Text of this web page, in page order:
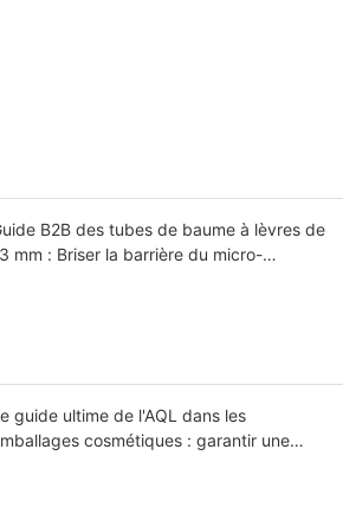
B2B des tubes de baume à lèvres de
mm : Briser la barrière du micro-
guide ultime de l'AQL dans les
cosmétiques : garantir une